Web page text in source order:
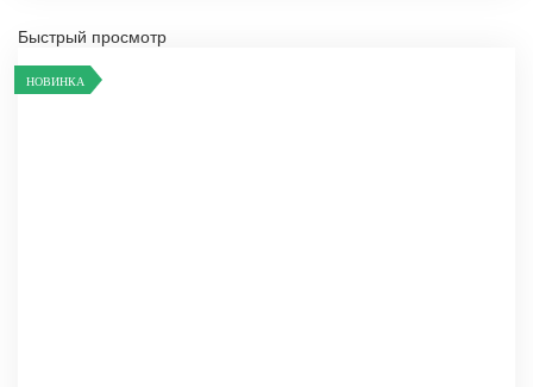
Быстрый просмотр
НОВИНКА